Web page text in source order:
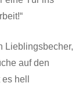
Lieblingsbecher,
auf den
hell